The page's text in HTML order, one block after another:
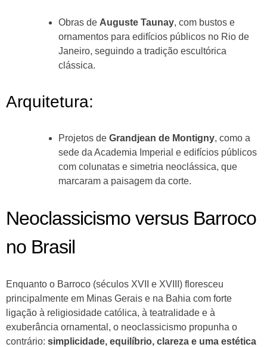
Obras de Auguste Taunay, com bustos e
ornamentos para edifícios públicos no Rio de
Janeiro, seguindo a tradição escultórica
clássica.
Arquitetura:
Projetos de Grandjean de Montigny, como a
sede da Academia Imperial e edifícios públicos
com colunatas e simetria neoclássica, que
marcaram a paisagem da corte.
Neoclassicismo versus Barroco
no Brasil
Enquanto o Barroco (séculos XVII e XVIII) floresceu
principalmente em Minas Gerais e na Bahia com forte
ligação à religiosidade católica, à teatralidade e à
exuberância ornamental, o neoclassicismo propunha o
contrário: simplicidade, equilíbrio, clareza e uma estética